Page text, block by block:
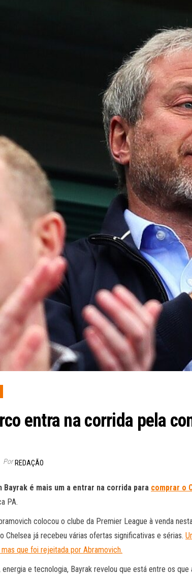
entra na corrida pela
Por REDAÇÃO
é mais um a entrar na corrida para comprar o
PA.
colocou o clube da Premier League à venda
Chelsea já recebeu várias ofertas significativas e sérias.
que foi rejeitada por Abramovich.
e tecnologia, Bayrak revelou que está entre os